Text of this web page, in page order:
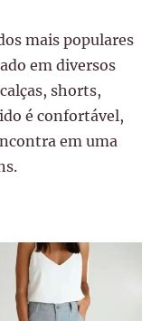
mais populares
em diversos
shorts,
é confortável,
em uma